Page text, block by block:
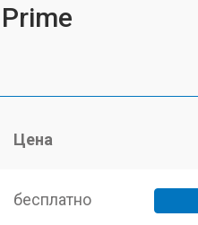
Цена
бесплатно